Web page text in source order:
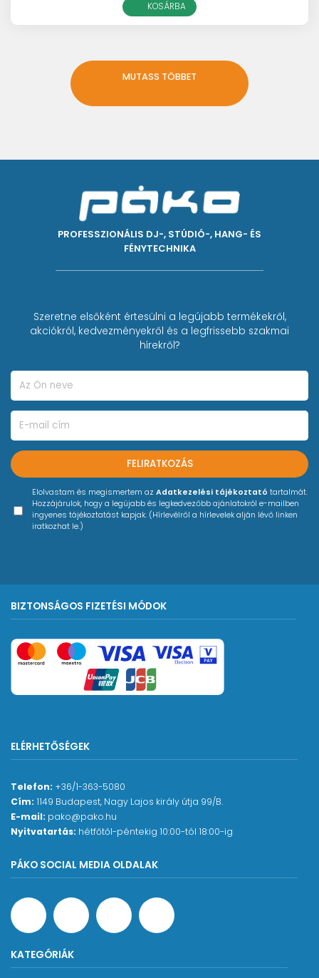
KOSÁRBA
MUTASS TÖBBET
PROFESSZIONÁLIS DJ-, STÚDIÓ-, HANG- ÉS
FÉNYTECHNIKA
Szeretne elsőként értesülni a legújabb termékekről,
akciókról, kedvezményekről és a legfrissebb szakmai
hírekről?
FELIRATKOZÁS
Elolvastam és megismertem az Adatkezelési tájékoztató tartalmát.
Hozzájárulok, hogy a legújabb és legkedvezőbb ajánlatokról e-mailben
ingyenes tájékoztatást kapjak. (Hírlevélről a hírlevelek alján lévő linken
iratkozhat le.)
BIZTONSÁGOS FIZETÉSI MÓDOK
ELÉRHETŐSÉGEK
Telefon: +36/1-363-5080
Cím: 1149 Budapest, Nagy Lajos király útja 99/B.
E-mail: pako@pako.hu
Nyitvatartás: hétfőtől-péntekig 10:00-tól 18:00-ig
PÁKO SOCIAL MEDIA OLDALAK
KATEGÓRIÁK